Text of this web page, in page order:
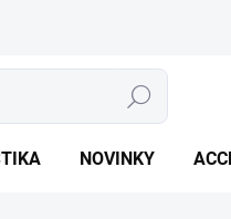
Search
NOVINKY